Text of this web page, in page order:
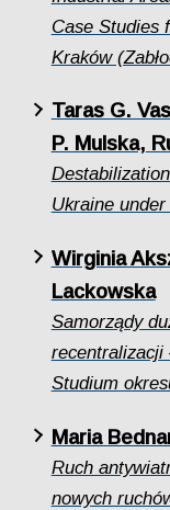
Case Studies
Kraków
Taras G.
P. Mulska,
Ukraine
Wirginia
Lackowska
Samorządy
recentralizacji
Studium
Maria
Ruch
nowych